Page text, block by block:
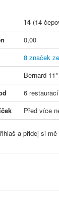
14 (14
0,00
8 značek
Bernard
6 restaurací
Před více
a přidej si mě